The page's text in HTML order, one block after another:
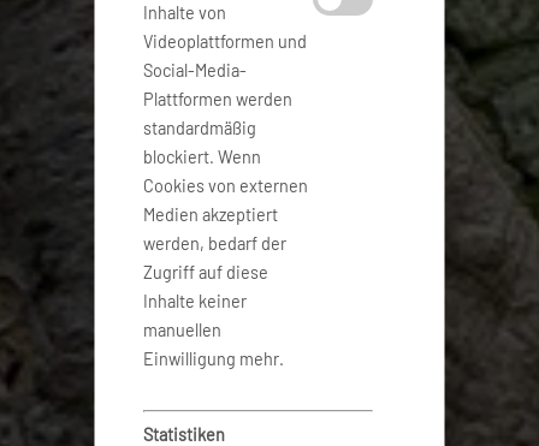
Inhalte von
Videoplattformen und
Social-Media-
Plattformen werden
standardmäßig
blockiert. Wenn
Cookies von externen
Medien akzeptiert
werden, bedarf der
Zugriff auf diese
Inhalte keiner
manuellen
Einwilligung mehr.
Statistiken